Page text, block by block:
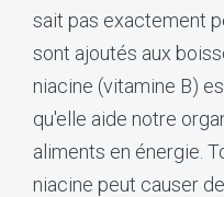
sait pas exactement
sont ajoutés aux
niacine (vitamine B)
qu'elle aide notre
aliments en énergie.
niacine peut causer